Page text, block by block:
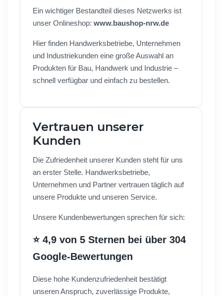
Ein wichtiger Bestandteil dieses Netzwerks ist
unser Onlineshop: www.baushop-nrw.de
Hier finden Handwerksbetriebe, Unternehmen
und Industriekunden eine große Auswahl an
Produkten für Bau, Handwerk und Industrie –
schnell verfügbar und einfach zu bestellen.
Vertrauen unserer
Kunden
Die Zufriedenheit unserer Kunden steht für uns
an erster Stelle. Handwerksbetriebe,
Unternehmen und Partner vertrauen täglich auf
unsere Produkte und unseren Service.
Unsere Kundenbewertungen sprechen für sich:
⭐ 4,9 von 5 Sternen bei über 304
Google-Bewertungen
Diese hohe Kundenzufriedenheit bestätigt
unseren Anspruch, zuverlässige Produkte,